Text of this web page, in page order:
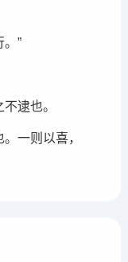
”
逮也。
一则以喜，